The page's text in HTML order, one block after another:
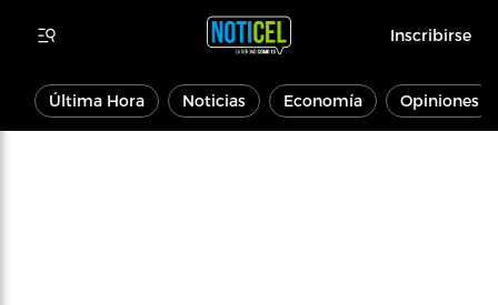
Inscribirse
Última Hora Noticias Economía Opiniones